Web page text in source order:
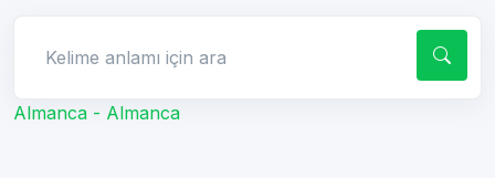
Almanca - Almanca